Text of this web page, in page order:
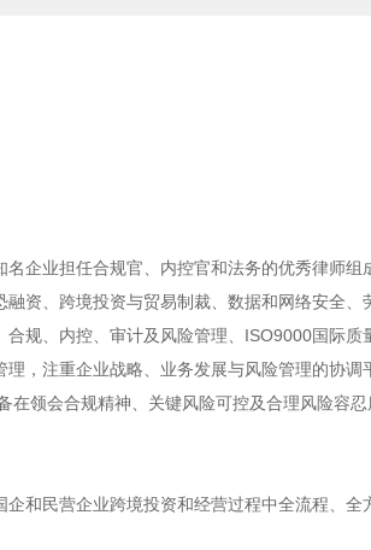
企业担任合规官、内控官和法务的优秀律师组
资、跨境投资与贸易制裁、数据和网络安全、
规、内控、审计及风险管理、ISO9000国际质
，注重企业战略、业务发展与风险管理的协调
领会合规精神、关键风险可控及合理风险容
和民营企业跨境投资和经营过程中全流程、全